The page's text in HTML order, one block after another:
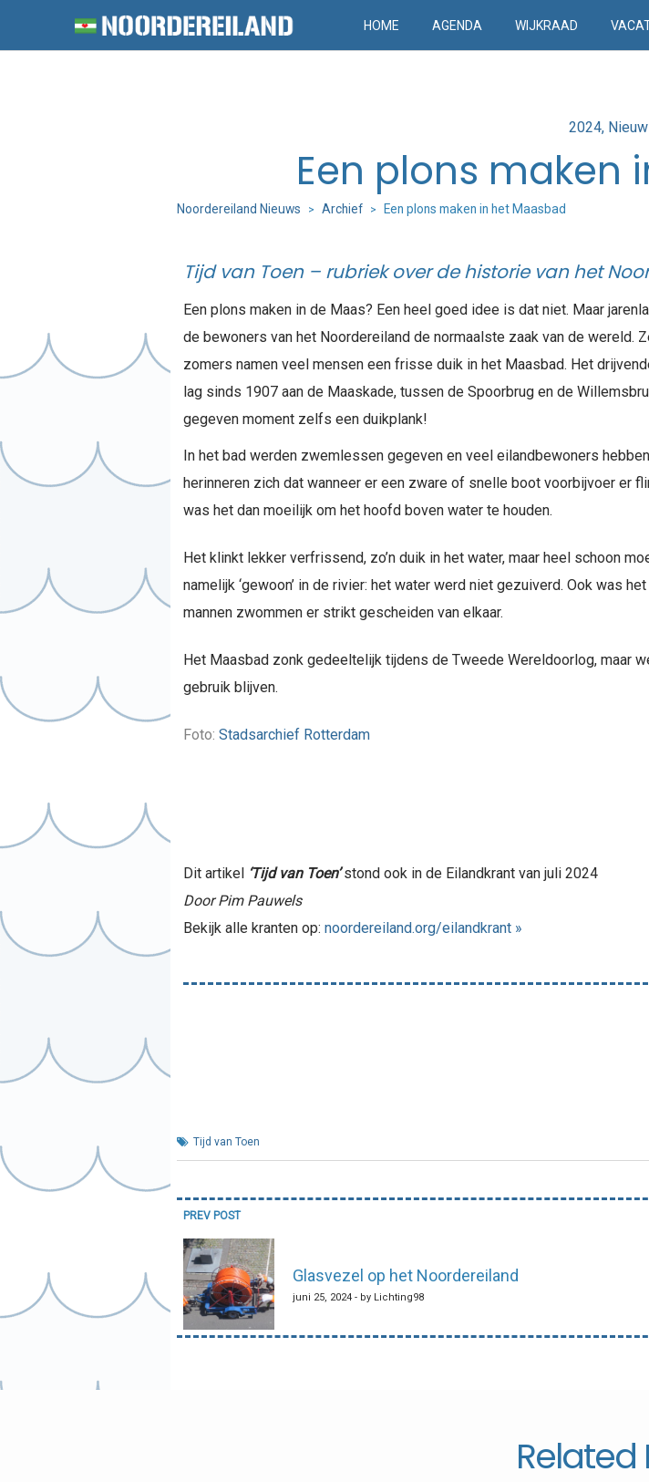
HOME AGENDA WIJKRAAD
Posted
2024
Een plons maken
Noordereiland Nieuws > Archief > Een plons maken in het Maasbad
Tijd van Toen – rubriek over de historie van het
Een plons maken in de Maas? Een heel goed idee is dat niet. Maar
de bewoners van het Noordereiland de normaalste zaak van de wereld.
zomers namen veel mensen een frisse duik in het Maasbad. Het
lag sinds 1907 aan de Maaskade, tussen de Spoorbrug en de
gegeven moment zelfs een duikplank!
In het bad werden zwemlessen gegeven en veel eilandbewoners
herinneren zich dat wanneer er een zware of snelle boot voorbijvoer er
was het dan moeilijk om het hoofd boven water te houden.
Het klinkt lekker verfrissend, zo’n duik in het water, maar heel schoon
namelijk ‘gewoon’ in de rivier: het water werd niet gezuiverd. Ook was
mannen zwommen er strikt gescheiden van elkaar.
Het Maasbad zonk gedeeltelijk tijdens de Tweede Wereldoorlog, maar
gebruik blijven.
Foto: Stadsarchief Rotterdam
Dit artikel ‘Tijd van Toen’stond ook in de Eilandkrant van juli 2024
Door Pim Pauwels
Bekijk alle kranten op: noordereiland.org/eilandkrant »
Tijd van Toen
Bericht
navigatie
PREV POST
Glasvezel op het Noordereiland
juni 25, 2024 - by Lichting98
Related